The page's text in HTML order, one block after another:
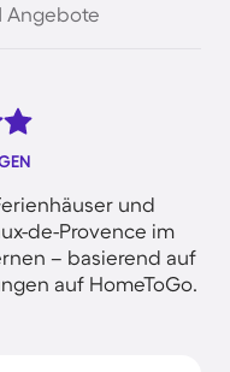
Angebote
und
de-Provence im
– basierend auf
auf HomeToGo.